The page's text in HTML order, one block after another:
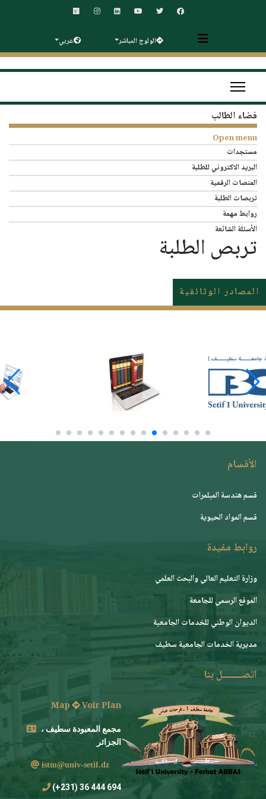
الولوج المباشر عربي
فضاء الطالب
Open menu
مستجدات
البريد الاكتروني للطلبة
المنصات الرقمية
تربصات الطلبة
روابط مهمة
الأسئلة الشائعة
تربص الطلبة
المصادر الوثائقية
الأقسام
قسم هندسة المبلمرات
قسم المواد الحيوية
روابط مفيدة
وزارة التعليم العالي والبحث العلمي
الموقع الرسمي للجامعة
ﺍﻟﺪﻳﻮﺍﻥ ﺍﻟﻮﻃﻨﻲ ﻟﻠﺨﺪﻣﺎﺕ ﺍﻟﺠﺎﻣﻌﻴﺔ
مديرية الخدمات الجامعية سطيف
اتصــــــــل بنا
Map Voir Plan
مجمع المعبودة سطيف ،
الجزائر
istm@univ-setif.dz
694 444 36 (231+)